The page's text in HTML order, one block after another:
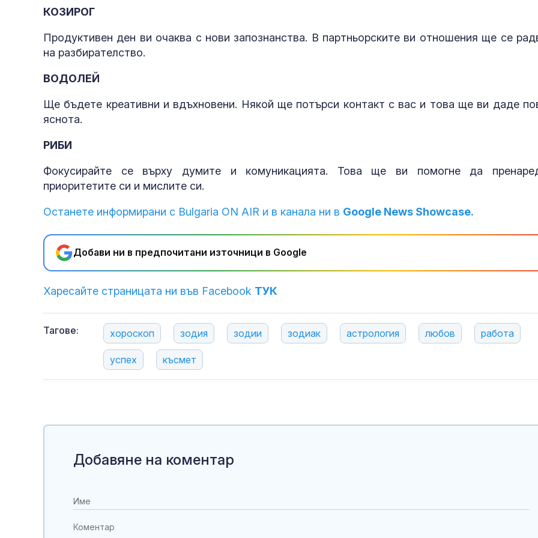
КОЗИРОГ
Продуктивен ден ви очаква с нови запознанства. В партньорските ви отношения ще се
на разбирателство.
ВОДОЛЕЙ
Ще бъдете креативни и вдъхновени. Някой ще потърси контакт с вас и това ще ви даде
яснота.
РИБИ
Фокусирайте се върху думите и комуникацията. Това ще ви помогне да
приоритетите си и мислите си.
Останете информирани с Bulgaria ON AIR и в канала ни в Google News Showcase.
Добави ни в предпочитани източници в Google
Харесайте страницата ни във Facebook ТУК
Тагове: хороскоп зодия зодии зодиак астрология любов работа
успех късмет
Добавяне на коментар